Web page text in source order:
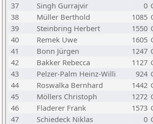
37
Singh Gurrajvir 0
38
Müller Berthold 1085
39
Steinbring Herbert 1550
40
Remek Uwe 1605
41
Bonn Jürgen 1247
42
Bakker Rebecca 1127
43
Pelzer-Palm Heinz-Willi 924
44
Roswalka Bernhard 1442
45
Möllers Christoph 1272
46
Fladerer Frank 1573
47
Schiedeck Niklas 0